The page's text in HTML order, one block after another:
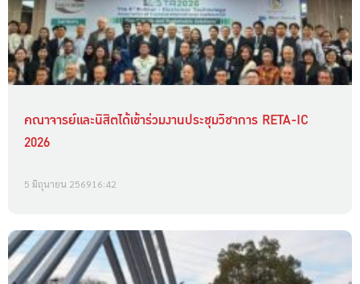
คณาจารย์และนิสิตได้เข้าร่วมงานประชุมวิชาการ RETA-IC
2026
5 มิถุนายน 256916:42